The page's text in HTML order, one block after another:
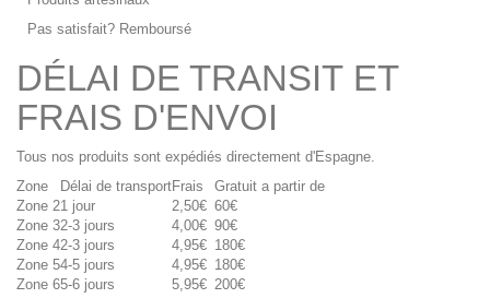
Pas satisfait? Remboursé
DÉLAI DE TRANSIT ET
FRAIS D'ENVOI
Tous nos produits sont expédiés directement d'Espagne.
Zone
Délai de transportFrais
Gratuit a partir de
Zone 21 jour 2,50€ 60€
Zone 32-3 jours 4,00€ 90€
Zone 42-3 jours 4,95€ 180€
Zone 54-5 jours 4,95€ 180€
Zone 65-6 jours 5,95€ 200€